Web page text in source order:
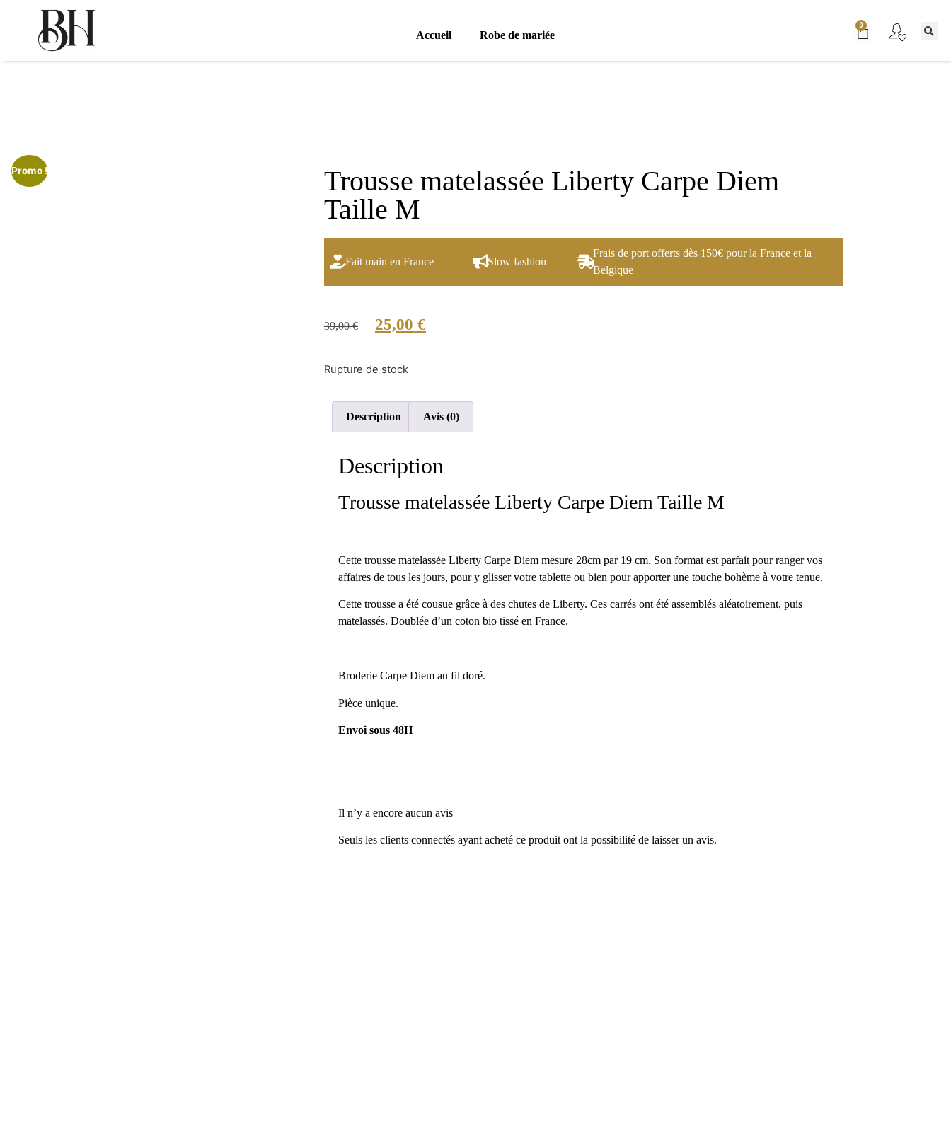
Accueil Robe de mariée
0
Promo !
Trousse matelassée Liberty Carpe Diem
Taille M
Fait main en France Slow fashion
Frais de port offerts dès 150€ pour la France et la
Belgique
39,00€ 25,00 €
Rupture de stock
Description Avis (0)
Description
Trousse matelassée Liberty Carpe Diem Taille M
Cette trousse matelassée Liberty Carpe Diem mesure 28cm par 19 cm. Son format est parfait pour ranger vos
affaires de tous les jours, pour y glisser votre tablette ou bien pour apporter une touche bohème à votre tenue.
Cette trousse a été cousue grâce à des chutes de Liberty. Ces carrés ont été assemblés aléatoirement, puis
matelassés. Doublée d’un coton bio tissé en France.
Broderie Carpe Diem au fil doré.
Pièce unique.
Envoi sous 48H
Il n’y a encore aucun avis
Seuls les clients connectés ayant acheté ce produit ont la possibilité de laisser un avis.